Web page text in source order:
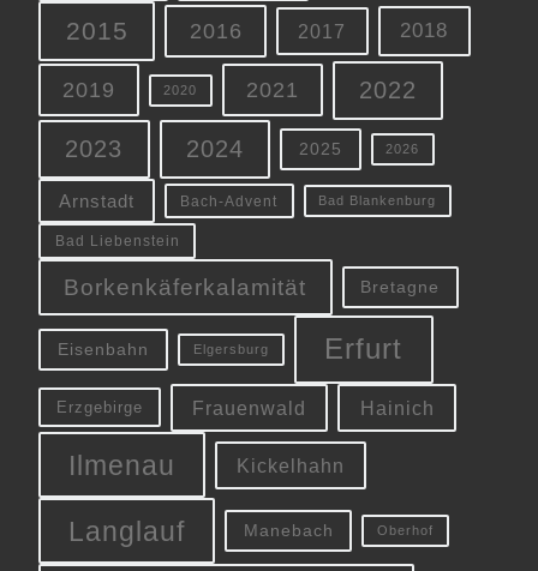
2015 2016 2017 2018
2019 2020 2021 2022
2023 2024 2025 2026
Arnstadt Bach-Advent Bad Blankenburg
Bad Liebenstein
Borkenkäferkalamität Bretagne
Eisenbahn Elgersburg Erfurt
Erzgebirge Frauenwald Hainich
Ilmenau Kickelhahn
Langlauf Manebach Oberhof